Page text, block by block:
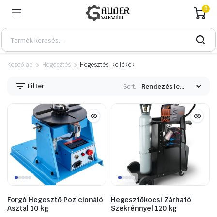
0
Kezdőlap Hegesztés Hegesztési kellékek
Filter Sort:
Forgó Hegesztő Pozícionáló
Asztal 10 kg
Hegesztőkocsi Zárható
Szekrénnyel 120 kg